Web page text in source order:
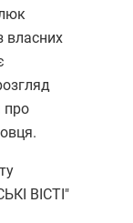
власних
про
ВІСТІ"